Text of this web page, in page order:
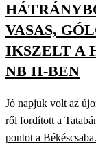
VASAS,
IKSZELT A
NB II-BEN
Jó napjuk volt az
ről fordított a
pontot a Békéscsaba.